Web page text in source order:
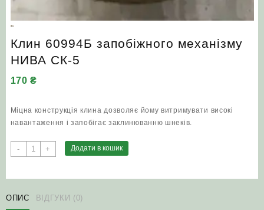
Клин 60994Б запобіжного механізму
НИВА СК-5
170₴
Міцна конструкція клина дозволяє йому витримувати високі
навантаження і запобігає заклинюванню шнеків.
-
Клин
60994Б
НИВА
+ Додати в кошик
ОПИС ВІДГУКИ (0)